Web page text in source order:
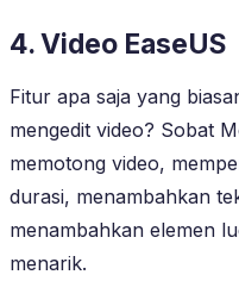
4. Video EaseUS
Fitur apa saja yang
mengedit video? Sobat
memotong video,
durasi, menambahkan
menambahkan elemen
menarik.